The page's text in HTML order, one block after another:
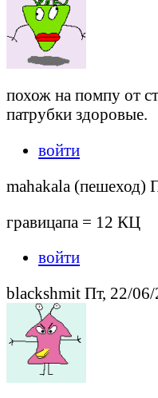
похож на помпу от
патрубки здоровые.
войти
mahakala (пешеход)
гравицапа = 12 КЦ
войти
blackshmit Пт, 22/